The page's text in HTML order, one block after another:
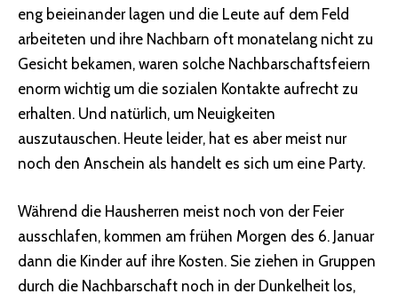
eng beieinander lagen und die Leute auf dem Feld
arbeiteten und ihre Nachbarn oft monatelang nicht zu
Gesicht bekamen, waren solche Nachbarschaftsfeiern
enorm wichtig um die sozialen Kontakte aufrecht zu
erhalten. Und natürlich, um Neuigkeiten
auszutauschen. Heute leider, hat es aber meist nur
noch den Anschein als handelt es sich um eine Party.
Während die Hausherren meist noch von der Feier
ausschlafen, kommen am frühen Morgen des 6. Januar
dann die Kinder auf ihre Kosten. Sie ziehen in Gruppen
durch die Nachbarschaft noch in der Dunkelheit los,